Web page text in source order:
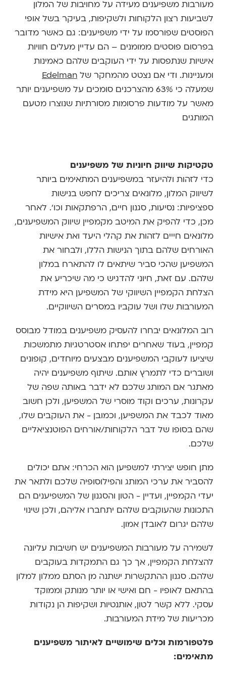
מעורבות משפיענים מעידה על מחויבות של המלון
לשביעות רצון הלקוחות ולשקיפות, בעיקר בשל אופי
הפוסטים שפורסמו על ידי משפיענים: גם כאשר מדובר
בפרסום פוסטים ממומנים – הם עדיין מעלים חוויות
אישיות שנתפסות על ידי העוקבים שלהם כאמינות
ומעניינות. ודי אם נצטט מהמחקר של Edelman
שמעלה כי 63% מהצרכנים סומכים על משפיענים יותר
מאשר על מודעות פרסומות מסורתיות שנוצרו מטעם
המותגים
טקטיקות שיווק חיוניות של משפיענים
כדי לזהות ולהיעזר במשפיענים המתאימים ביותר
לשיווק המלון, מלונאים צריכים לחפש בנישות
ספציפיות: נסיעות, סגנון חיים, הרפתקאות וכו'. לאחר
מכן, כדי להפיק את המיטב מקמפיין שיווק המשפיענים,
מלונאים חייים לזהות את קהלי היעד ואת אישיות
האורחים שלהם בתוך הנישות הללו, ולבחור את
המשפיען שהכי סביר שיתאים לו להתארח במלון
שלהם. עם זאת, חיוני להדגיש כי מה שיכריע את
הצלחת הקמפיין השיווקי של המשפיען היא מידת
המעורבות שלו ושל עוקביו במסרים השיווקיים.
רוב המלונאים יבחרו להעסיק משפיענים במודל מבוסס
קמפיין, בעוד שאחרים יפתחו אסטרטגיות מתמשכות
שיציעו לעוקבי המשפיענים מבצעים מיוחדים, קופונים
ושוברים כדי לתמרץ אותם. שיתוף משפיענים יהיה
מאתגר אם המותג שלכם לא ידבר באותה שפה של
עקרונות, ערכים וקוד מוסרי של המשפיען, ולכן חשוב
מאוד לכבד את המשפיען, וכמובן - את העוקבים שלו,
שהם בסופו של דבר הלקוחות/אורחים הפוטנציאליים
שלכם.
מתן חופש יצירתי למשפיען הוא הכרחי: אתם יכולים
להסביר את ערכי המותג והפילוסופיה שלכם ולתאר את
יעדי הקמפיין, ועדיין - הטון והסגנון של המשפיענים הם
התכונות שהעוקבים שלהם יתחברו אליהם, ולכן שינוי
שלהם יגרום לאובדן אמון.
לשמירה על מעורבות המשפיענים יש חשיבות עליונה
להצלחת הקמפיין, אך כך גם התמקדות בעוקבים
שלהם. סגנון ההתקשרות ישתנה מן הסתם ממלון למלון
בהתאם לאופיו - חם ואישי או יותר מנותק וממוקד
עסקי. ללא קשר לטון, אותנטיות ושקיפות הן נקודות
מכריעות של מידת המעורבות.
פלטפורמות וכלים שימושיים לאיתור משפיענים
מתאימים: